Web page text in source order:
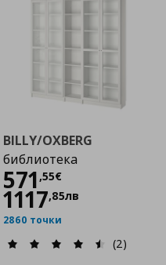
BILLY/OXBERG
библиотека
571 ,55€
Цена
1117,85лв
2860 точки
(2)